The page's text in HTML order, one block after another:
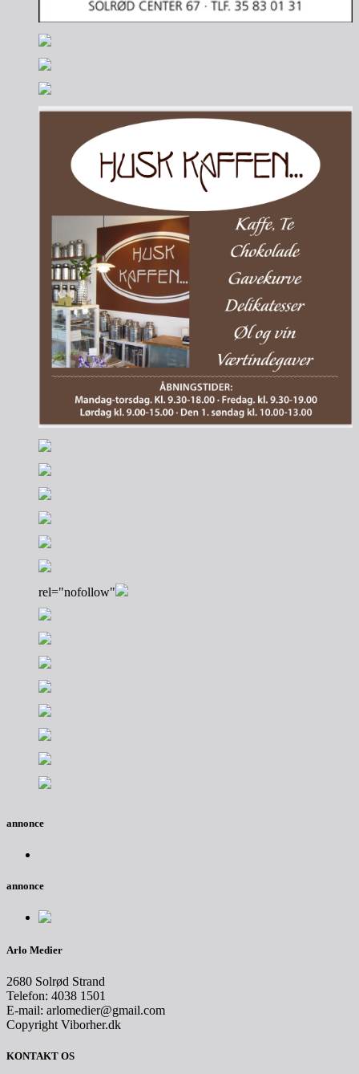
rel="nofollow"
annonce
annonce
Arlo Medier
2680 Solrød Strand
Telefon: 4038 1501
E-mail: arlomedier@gmail.com
Copyright Viborher.dk
KONTAKT OS